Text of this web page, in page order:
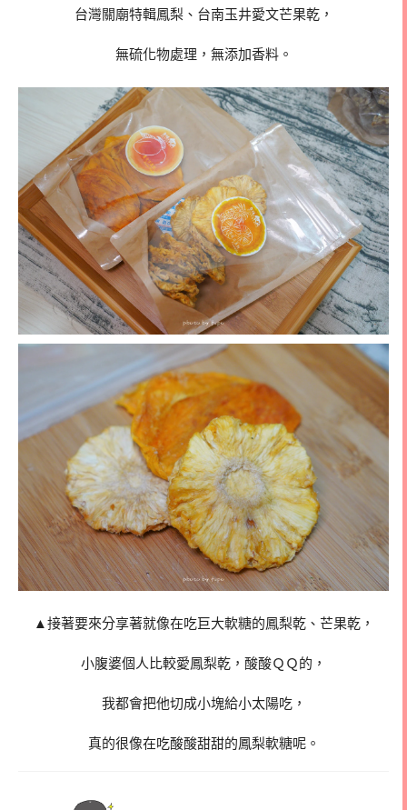
台灣關廟特輯鳳梨、台南玉井愛文芒果乾，
無硫化物處理，無添加香料。
▲接著要來分享著就像在吃巨大軟糖的鳳梨乾、芒果乾，
小腹婆個人比較愛鳳梨乾，酸酸ＱＱ的，
我都會把他切成小塊給小太陽吃，
真的很像在吃酸酸甜甜的鳳梨軟糖呢。